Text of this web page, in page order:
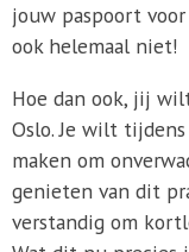
jouw paspoort
ook helemaal niet!
Hoe dan ook, jij
Oslo. Je wilt
maken om
genieten van dit
verstandig om